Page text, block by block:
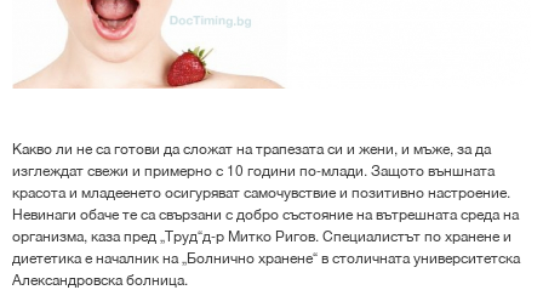
Какво ли не са готови да сложат на трапезата си и жени, и мъже, за да
изглеждат свежи и примерно с 10 години по-млади. Защото външната
красота и младеенето осигуряват самочувствие и позитивно настроение.
Невинаги обаче те са свързани с добро състояние на вътрешната среда на
организма, каза пред „Труд“д-р Митко Ригов. Специалистът по хранене и
диететика е началник на „Болнично хранене“ в столичната университетска
Александровска болница.